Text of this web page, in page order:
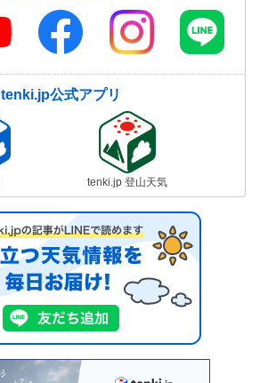
tenki.jp公式アプリ
tenki.jp 登山天気